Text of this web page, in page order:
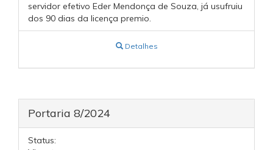
servidor efetivo Eder Mendonça de Souza, já usufruiu
dos 90 dias da licença premio.
Detalhes
Portaria 8/2024
Status: